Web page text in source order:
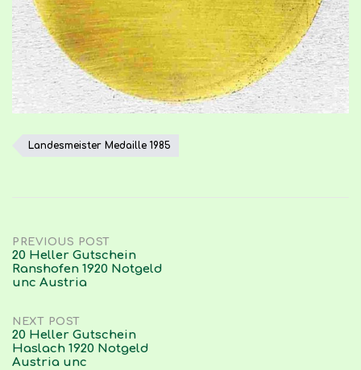
Landesmeister Medaille 1985
Post
navigation
PREVIOUS POST
20 Heller Gutschein
Ranshofen 1920 Notgeld
unc Austria
NEXT POST
20 Heller Gutschein
Haslach 1920 Notgeld
Austria unc